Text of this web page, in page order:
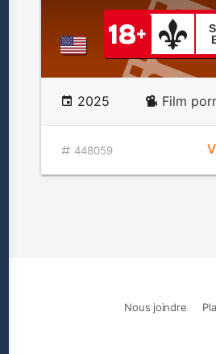
2025 Film
448059
Nous joindre